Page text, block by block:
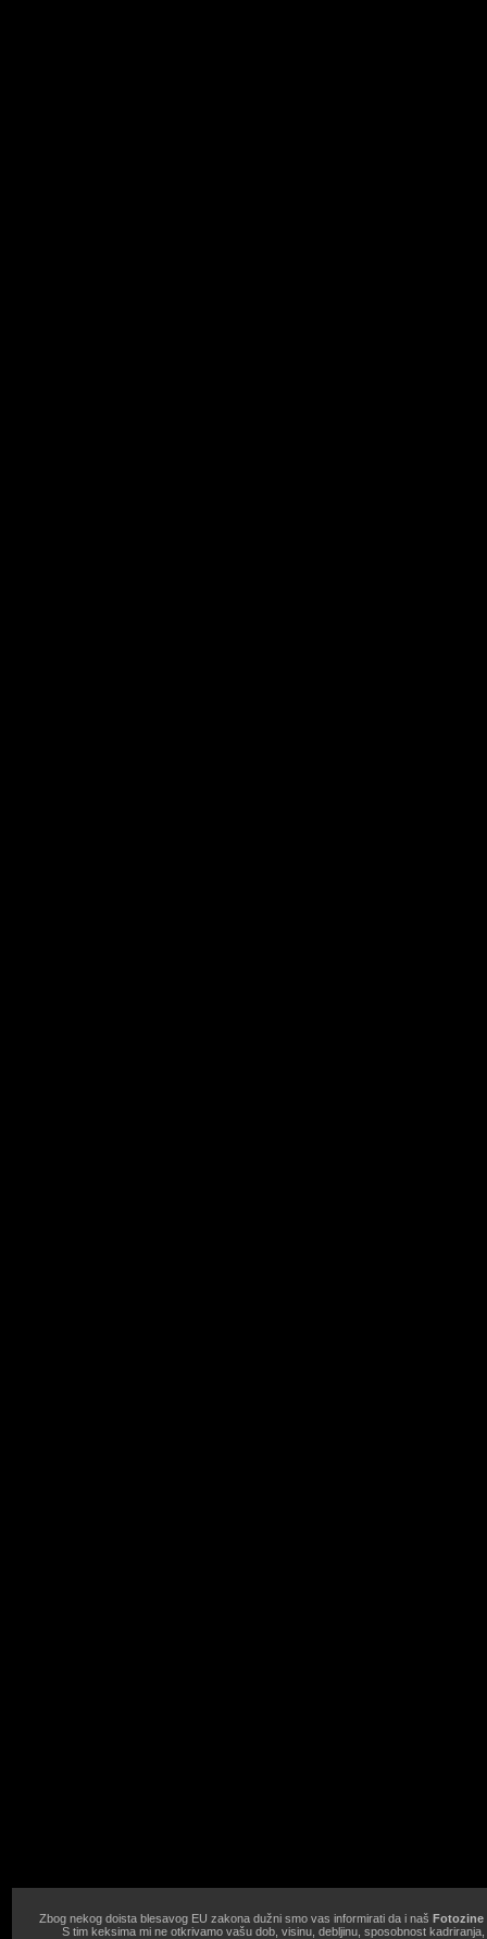
Zbog nekog doista blesavog EU zakona dužni smo vas informirati da i naš Fotozine
S tim keksima mi ne otkrivamo vašu dob, visinu, debljinu, sposobnost